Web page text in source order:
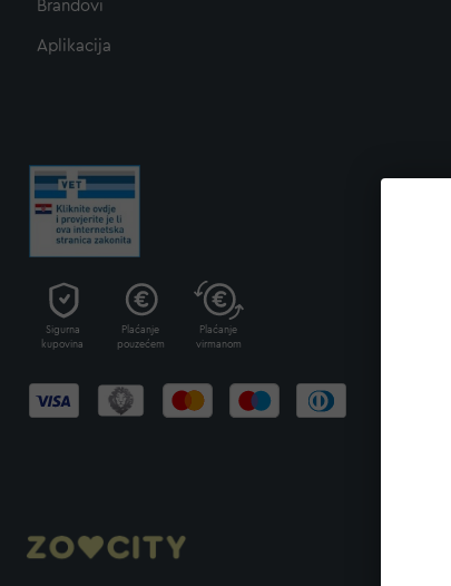
Brandovi
Aplikacija
Sigurna
kupovina
Plaćanje
pouzećem
Plaćanje
virmanom